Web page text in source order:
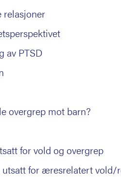
av PTSD
overgrep mot barn?
for vold og overgrep
for æresrelatert vold/